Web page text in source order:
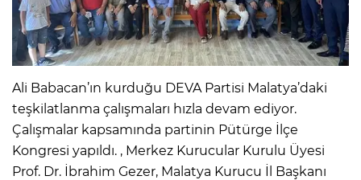
Ali Babacan’ın kurduğu DEVA Partisi Malatya’daki
teşkilatlanma çalışmaları hızla devam ediyor.
Çalışmalar kapsamında partinin Pütürge İlçe
Kongresi yapıldı. , Merkez Kurucular Kurulu Üyesi
Prof. Dr. İbrahim Gezer, Malatya Kurucu İl Başkanı